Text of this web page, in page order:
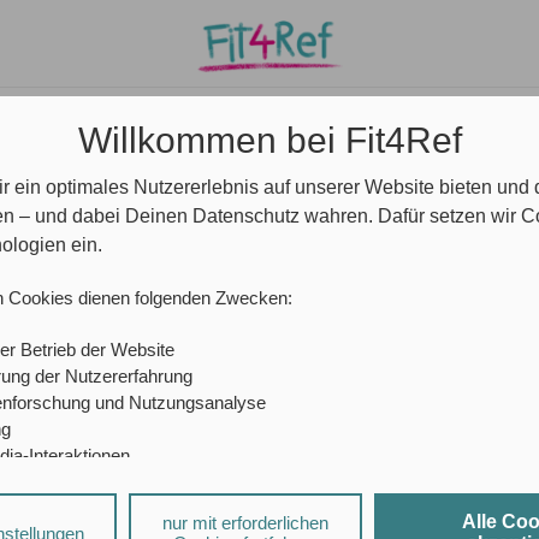
Willkommen bei Fit4Ref
ein optimales Nutzererlebnis auf unserer Website bieten und
– und dabei Deinen Datenschutz wahren. Dafür setzen wir
ein.
Cookies dienen folgenden Zwecken:
Betrieb der Website
der Nutzererfahrung
und Nutzungsanalyse
Interaktionen
Diensten und personalisierter Werbung können durch den jeweiligen
Alle
nur mit erforderlichen
Ansprechpartner*innen Blog
IM SCHULALLTAG MEISTERN
Herausforderungen im
9 Minuten
wie geplant, ein schwieriges Elterngespräch steht an und
schreiben – wer kennt das nicht? Lehrer*innen sind
sein können. Viele Studien belegen, dass